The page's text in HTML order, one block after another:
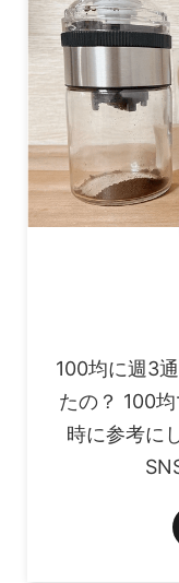
100均に週3
たの？ 100
時に参考に